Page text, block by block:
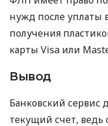
нужд после уплаты
получения
карты Visa или
Вывод
Банковский сервис
текущий счет,